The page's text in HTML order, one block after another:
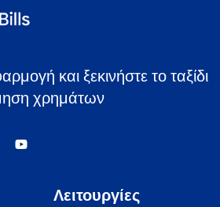
και ξεκινήστε το ταξίδι
χρημάτων
Λειτουργίες